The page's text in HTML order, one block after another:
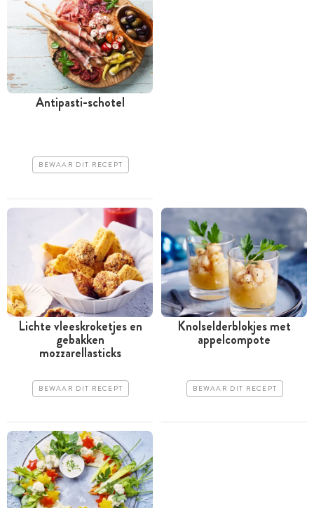
Antipasti-schotel
BEWAAR DIT RECEPT
Lichte vleeskroketjes en
gebakken
mozzarellasticks
BEWAAR DIT RECEPT
Knolselderblokjes met
appelcompote
BEWAAR DIT RECEPT